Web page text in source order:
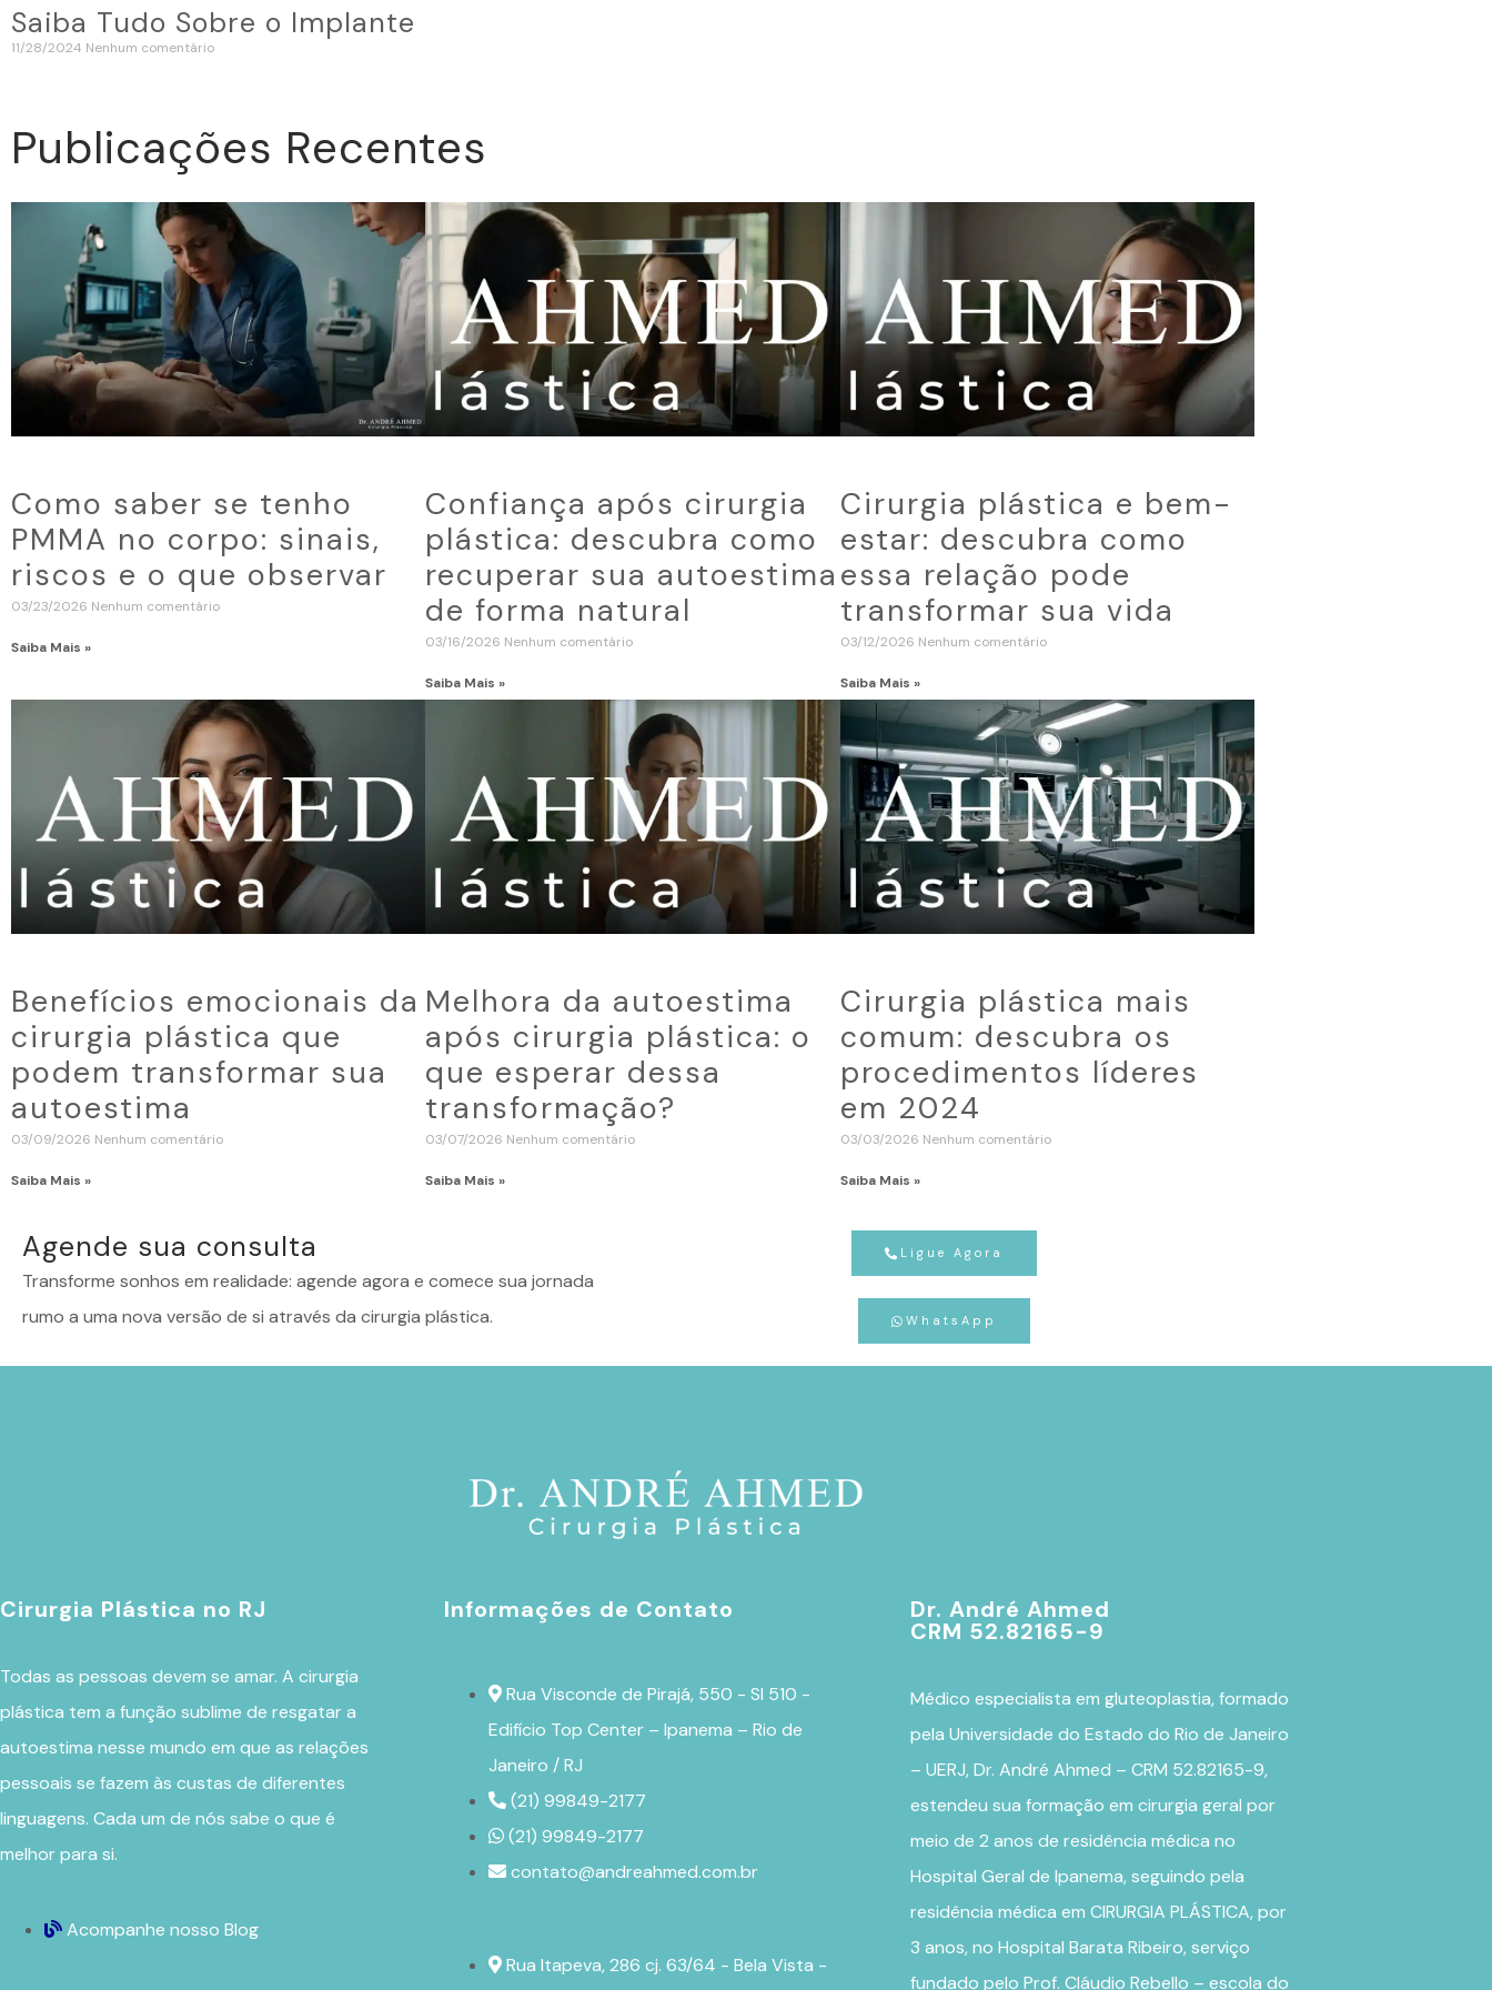
Saiba Tudo Sobre o Implante
11/28/2024 Nenhum comentário
Publicações Recentes
Como saber se tenho
PMMA no corpo: sinais,
riscos e o que observar
03/23/2026 Nenhum comentário
Saiba Mais »
Confiança após cirurgia
plástica: descubra como
recuperar sua autoestima
de forma natural
03/16/2026 Nenhum comentário
Saiba Mais »
Cirurgia plástica e bem-
estar: descubra como
essa relação pode
transformar sua vida
03/12/2026 Nenhum comentário
Saiba Mais »
Benefícios emocionais da
cirurgia plástica que
podem transformar sua
autoestima
03/09/2026 Nenhum comentário
Saiba Mais »
Melhora da autoestima
após cirurgia plástica: o
que esperar dessa
transformação?
03/07/2026 Nenhum comentário
Saiba Mais »
Cirurgia plástica mais
comum: descubra os
procedimentos líderes
em 2024
03/03/2026 Nenhum comentário
Saiba Mais »
Agende sua consulta
Transforme sonhos em realidade: agende agora e comece sua jornada
rumo a uma nova versão de si através da cirurgia plástica.
Ligue Agora
WhatsApp
Cirurgia Plástica no RJ
Todas as pessoas devem se amar. A cirurgia
plástica tem a função sublime de resgatar a
autoestima nesse mundo em que as relações
pessoais se fazem às custas de diferentes
linguagens. Cada um de nós sabe o que é
melhor para si.
Acompanhe nosso Blog
Informações de Contato
Rua Visconde de Pirajá, 550 - Sl 510 -
Edifício Top Center – Ipanema – Rio de
Janeiro / RJ
(21) 99849-2177
(21) 99849-2177
contato@andreahmed.com.br
Rua Itapeva, 286 cj. 63/64 - Bela Vista -
Dr. André Ahmed
CRM 52.82165-9
Médico especialista em gluteoplastia, formado
pela Universidade do Estado do Rio de Janeiro
– UERJ, Dr. André Ahmed – CRM 52.82165-9,
estendeu sua formação em cirurgia geral por
meio de 2 anos de residência médica no
Hospital Geral de Ipanema, seguindo pela
residência médica em CIRURGIA PLÁSTICA, por
3 anos, no Hospital Barata Ribeiro, serviço
fundado pelo Prof. Cláudio Rebello – escola do